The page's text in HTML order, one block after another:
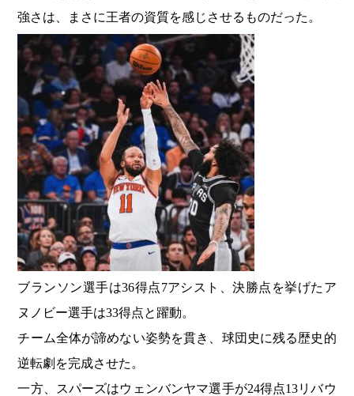
強さは、まさに王者の資質を感じさせるものだった。
ブランソン選手は36得点7アシスト、決勝点を挙げたア
ヌノビー選手は33得点と躍動。
チーム全体が諦めない姿勢を貫き、球団史に残る歴史的
逆転劇を完成させた。
一方、スパーズはウェンバンヤマ選手が24得点13リバウ